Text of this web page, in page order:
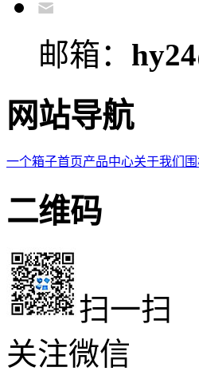
邮箱：
网站导航
一个箱子首页产品中心关于我们
二维码
扫一扫
关注微信